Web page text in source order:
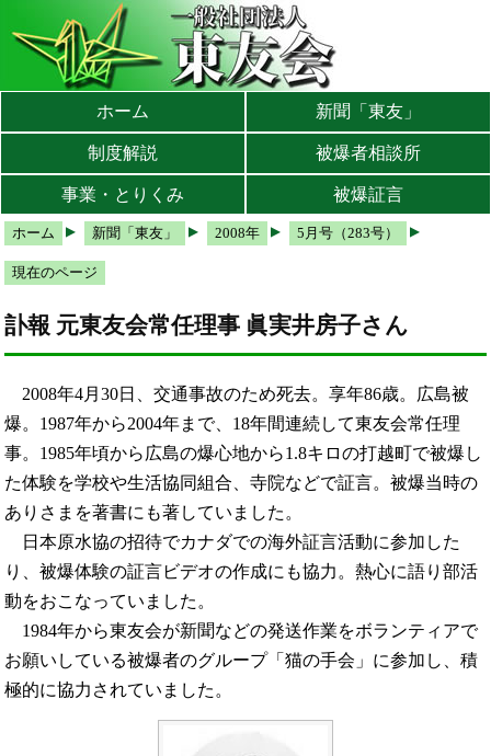
メインメニューへ
サブメニューへ
現在地ナビ（パンくずリスト）へ
ホーム 新聞「東友」
制度解説 被爆者相談所
事業・とりくみ 被爆証言
ホーム 新聞「東友」 2008年 5月号（283号）
現在のページ
訃報 元東友会常任理事 眞実井房子さん
2008年4月30日、交通事故のため死去。享年86歳。広島被
爆。1987年から2004年まで、18年間連続して東友会常任理
事。1985年頃から広島の爆心地から1.8キロの打越町で被爆し
た体験を学校や生活協同組合、寺院などで証言。被爆当時の
ありさまを著書にも著していました。
日本原水協の招待でカナダでの海外証言活動に参加した
り、被爆体験の証言ビデオの作成にも協力。熱心に語り部活
動をおこなっていました。
1984年から東友会が新聞などの発送作業をボランティアで
お願いしている被爆者のグループ「猫の手会」に参加し、積
極的に協力されていました。